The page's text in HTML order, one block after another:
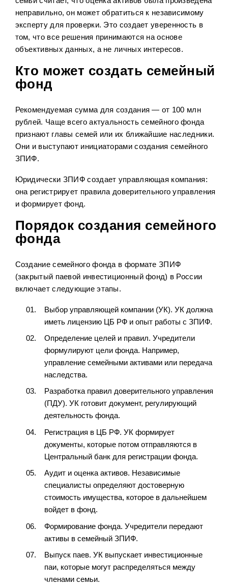
неправильно, он может обратиться к независимому
эксперту для проверки. Это создает уверенность в
том, что все решения принимаются на основе
объективных данных, а не личных интересов.
Кто может создать семейный
фонд
Рекомендуемая сумма для создания — от 100 млн
рублей. Чаще всего актуальность семейного фонда
признают главы семей или их ближайшие наследники.
Они и выступают инициаторами создания семейного
ЗПИФ.
Юридически ЗПИФ создает управляющая компания:
она регистрирует правила доверительного управления
и формирует фонд.
Порядок создания семейного
фонда
Создание семейного фонда в формате ЗПИФ
(закрытый паевой инвестиционный фонд) в России
включает следующие этапы.
Выбор управляющей компании (УК). УК должна
иметь лицензию ЦБ РФ и опыт работы с ЗПИФ.
Определение целей и правил. Учредители
формулируют цели фонда. Например,
управление семейными активами или передача
наследства.
Разработка правил доверительного управления
(ПДУ). УК готовит документ, регулирующий
деятельность фонда.
Регистрация в ЦБ РФ. УК формирует
документы, которые потом отправляются в
Центральный банк для регистрации фонда.
Аудит и оценка активов. Независимые
специалисты определяют достоверную
стоимость имущества, которое в дальнейшем
войдет в фонд.
Формирование фонда. Учредители передают
активы в семейный ЗПИФ.
Выпуск паев. УК выпускает инвестиционные
паи, которые могут распределяться между
членами семьи.